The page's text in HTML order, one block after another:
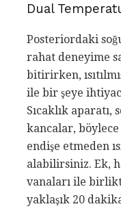
Dual
Posteriordaki
rahat deneyime
bitirirken,
ile bir şeye
Sıcaklık aparatı,
kancalar,
endişe etmeden
alabilirsiniz. Ek,
vanaları ile
yaklaşık 20